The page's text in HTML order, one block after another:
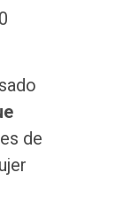
de